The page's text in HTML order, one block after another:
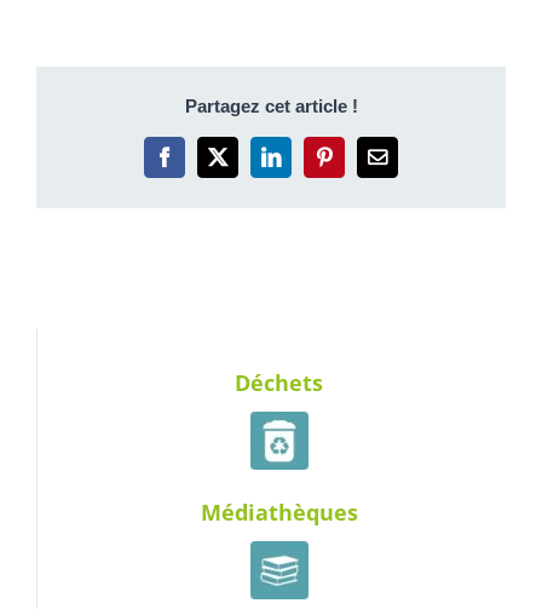
Partagez cet article !
Facebook
X LinkedInPinterestEmail
Déchets
Médiathèques